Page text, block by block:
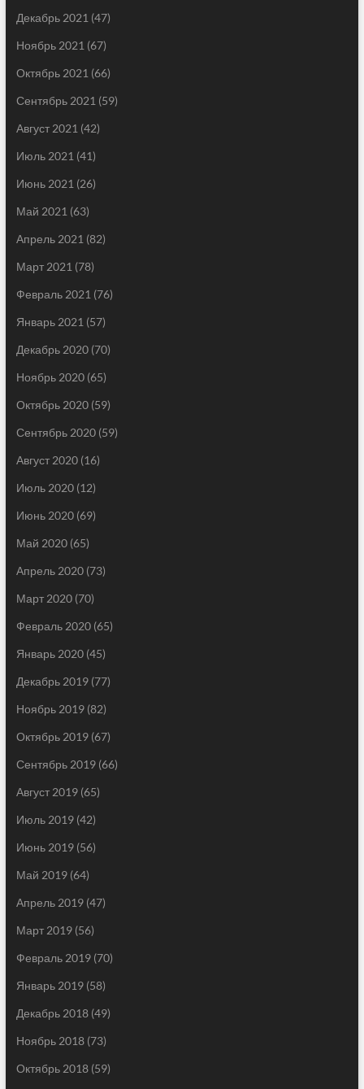
Декабрь 2021 (47)
Ноябрь 2021 (67)
Октябрь 2021 (66)
Сентябрь 2021 (59)
Август 2021 (42)
Июль 2021 (41)
Июнь 2021 (26)
Май 2021 (63)
Апрель 2021 (82)
Март 2021 (78)
Февраль 2021 (76)
Январь 2021 (57)
Декабрь 2020(70)
Ноябрь 2020(65)
Октябрь 2020(59)
Сентябрь 2020(59)
Август 2020(16)
Июль 2020(12)
Июнь 2020(69)
Май 2020(65)
Апрель 2020(73)
Март 2020(70)
Февраль 2020(65)
Январь 2020(45)
Декабрь 2019(77)
Ноябрь 2019(82)
Октябрь 2019(67)
Сентябрь 2019(66)
Август 2019(65)
Июль 2019(42)
Июнь 2019(56)
Май 2019(64)
Апрель 2019(47)
Март 2019(56)
Февраль 2019(70)
Январь 2019(58)
Декабрь 2018(49)
Ноябрь 2018(73)
Октябрь 2018(59)